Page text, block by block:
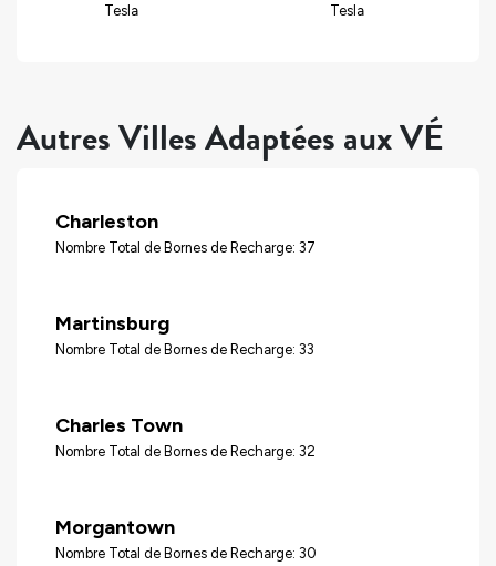
Tesla Tesla
Autres Villes Adaptées aux VÉ
Charleston
Nombre Total de Bornes de Recharge: 37
Martinsburg
Nombre Total de Bornes de Recharge: 33
Charles Town
Nombre Total de Bornes de Recharge: 32
Morgantown
Nombre Total de Bornes de Recharge: 30